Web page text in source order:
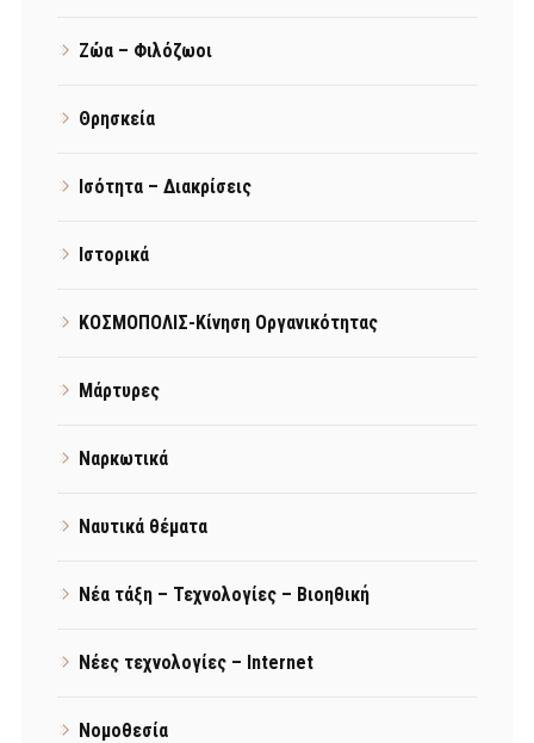
Ζώα – Φιλόζωοι
Θρησκεία
Ισότητα – Διακρίσεις
Ιστορικά
ΚΟΣΜΟΠΟΛΙΣ-Κίνηση Οργανικότητας
Μάρτυρες
Ναρκωτικά
Ναυτικά θέματα
Νέα τάξη – Τεχνολογίες – Βιοηθική
Νέες τεχνολογίες – Internet
Νομοθεσία